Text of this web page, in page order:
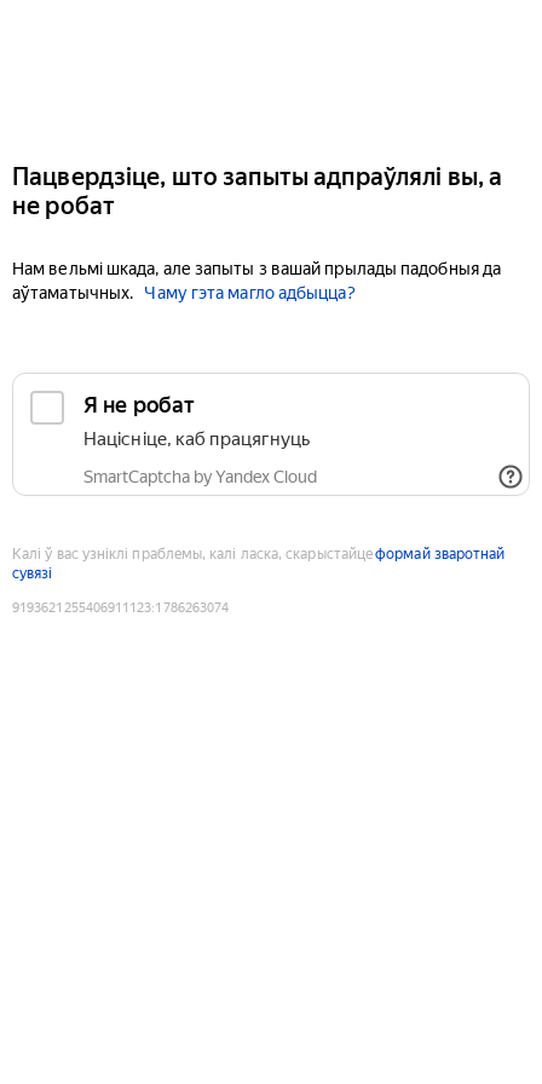
Пацвердзіце, што запыты адпраўлялі вы, а
не робат
Нам вельмі шкада, але запыты з вашай прылады падобныя да
аўтаматычных.
Чаму гэта магло адбыцца?
Я не робат
Націсніце, каб працягнуць
SmartCaptcha by Yandex Cloud
Калі ў вас узніклі праблемы, калі ласка, скарыстайцеформай зваротнай
сувязі
9193621255406911123:1786263074